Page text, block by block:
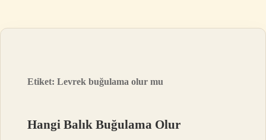
Etiket:Levrek buğulama olur mu
Hangi Balık Buğulama Olur